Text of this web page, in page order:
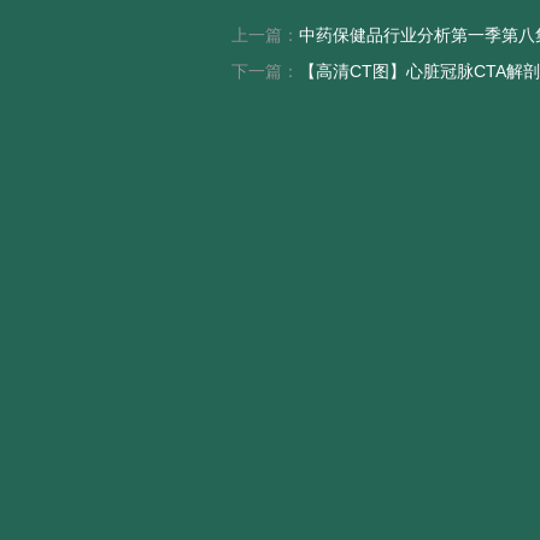
上一篇： 中药保健品行业分析第一季第
下一篇：
【高清CT图】心脏冠脉CTA解剖